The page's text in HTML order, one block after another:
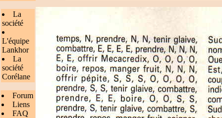
La
société
L'équipe
Lankhor
La
société
Corélane
Forum
Liens
FAQ